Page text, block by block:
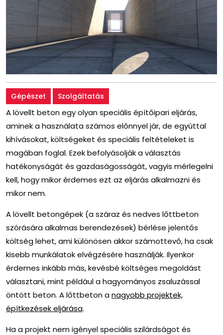
Gépészet Szolgáltatás
A lövellt beton egy olyan speciális építőipari eljárás,
aminek a használata számos előnnyel jár, de egyúttal
kihívásokat, költségeket és speciális feltételeket is
magában foglal. Ezek befolyásolják a választás
hatékonyságát és gazdaságosságát, vagyis mérlegelni
kell, hogy mikor érdemes ezt az eljárás alkalmazni és
mikor nem.
A lövellt betongépek (a száraz és nedves lőttbeton
szórására alkalmas berendezések) bérlése jelentős
költség lehet, ami különösen akkor számottevő, ha csak
kisebb munkálatok elvégzésére használják. Ilyenkor
érdemes inkább más, kevésbé költséges megoldást
választani, mint például a hagyományos zsaluzással
öntött beton. A lőttbeton anagyobb projektek,
építkezések eljárása.
Ha a projekt nem igényel speciális szilárdságot és